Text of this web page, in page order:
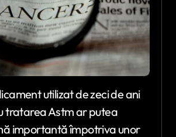
utilizat de zeci de ani
tratareaAstmar putea
importantă împotriva unor